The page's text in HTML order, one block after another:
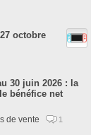
octobre
30 juin 2026 : la
bénéfice net
de vente 1